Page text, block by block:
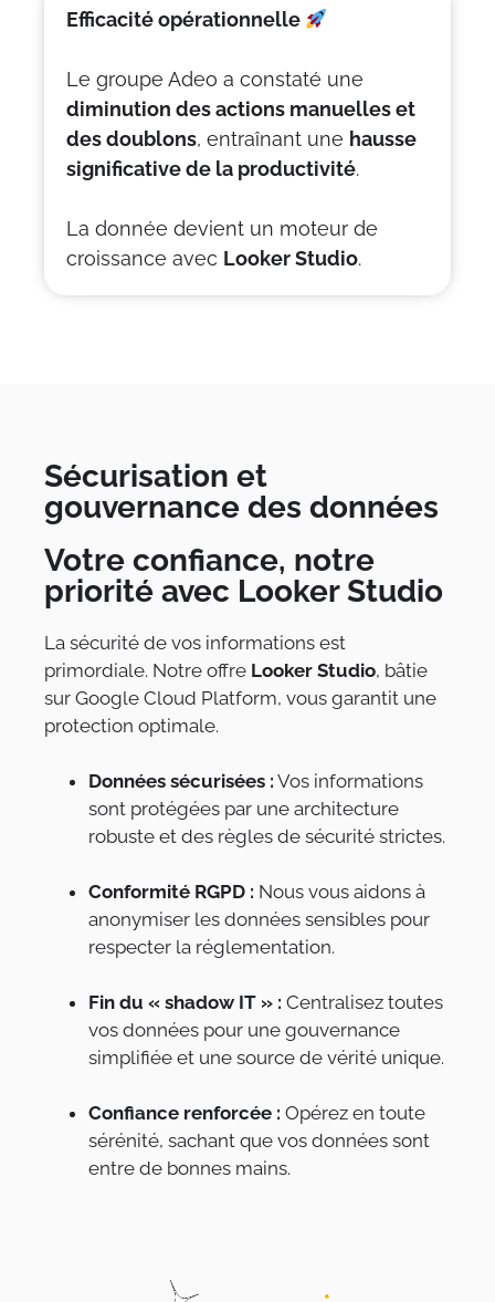
Efficacité opérationnelle
Le groupe Adeo a constaté une
diminution des actions manuelles et
des doublons, entraînant une hausse
significative de la productivité.
La donnée devient un moteur de
croissance avec Looker Studio.
Sécurisation et
gouvernance des données
Votre confiance, notre
priorité avec Looker Studio
La sécurité de vos informations est
primordiale. Notre offre Looker Studio, bâtie
sur Google Cloud Platform, vous garantit une
protection optimale.
Données sécurisées : Vos informations
sont protégées par une architecture
robuste et des règles de sécurité strictes.
Conformité RGPD : Nous vous aidons à
anonymiser les données sensibles pour
respecter la réglementation.
Fin du « shadow IT » : Centralisez toutes
vos données pour une gouvernance
simplifiée et une source de vérité unique.
Confiance renforcée : Opérez en toute
sérénité, sachant que vos données sont
entre de bonnes mains.